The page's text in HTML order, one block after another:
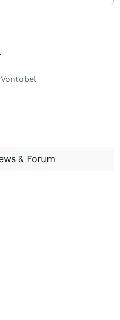
Vontobel
& Forum